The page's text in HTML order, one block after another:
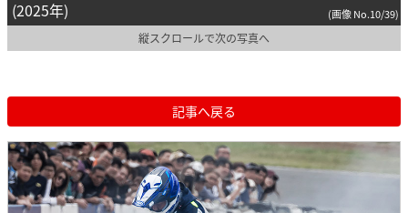
(2025年)
(画像 No.10/39)
縦スクロールで次の写真へ
記事へ戻る